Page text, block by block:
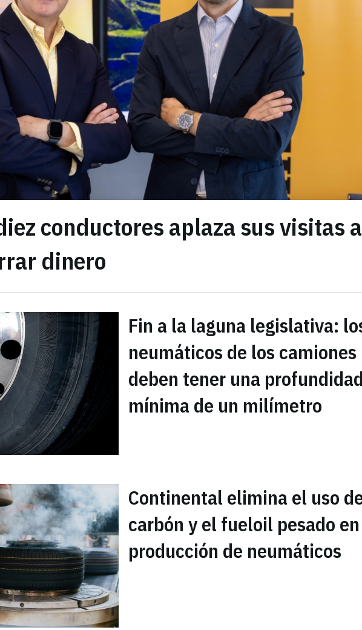
conductores aplaza sus visitas
dinero
Fin a la laguna legislativa:
neumáticos de los camiones
deben tener una
mínima de un milímetro
Continental elimina el uso
carbón y el fueloil pesado
producción de neumáticos